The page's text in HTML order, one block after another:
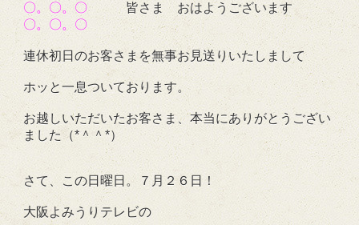
〇。〇。〇
皆さま おはようございます
〇。〇。〇
連休初日のお客さまを無事お見送りいたしまして
ホッと一息ついております。
お越しいただいたお客さま、本当にありがとうござい
ました（*＾＾*）
さて、この日曜日。７月２６日！
大阪よみうりテレビの